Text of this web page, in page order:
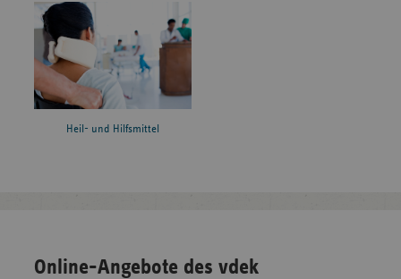
Heil- und Hilfsmittel
Online-Angebote des vdek